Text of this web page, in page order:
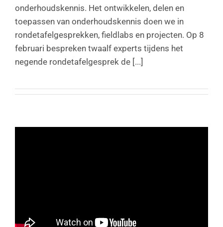
onderhoudskennis. Het ontwikkelen, delen en
toepassen van onderhoudskennis doen we in
rondetafelgesprekken, fieldlabs en projecten. Op 8
februari bespreken twaalf experts tijdens het
negende rondetafelgesprek de [...]